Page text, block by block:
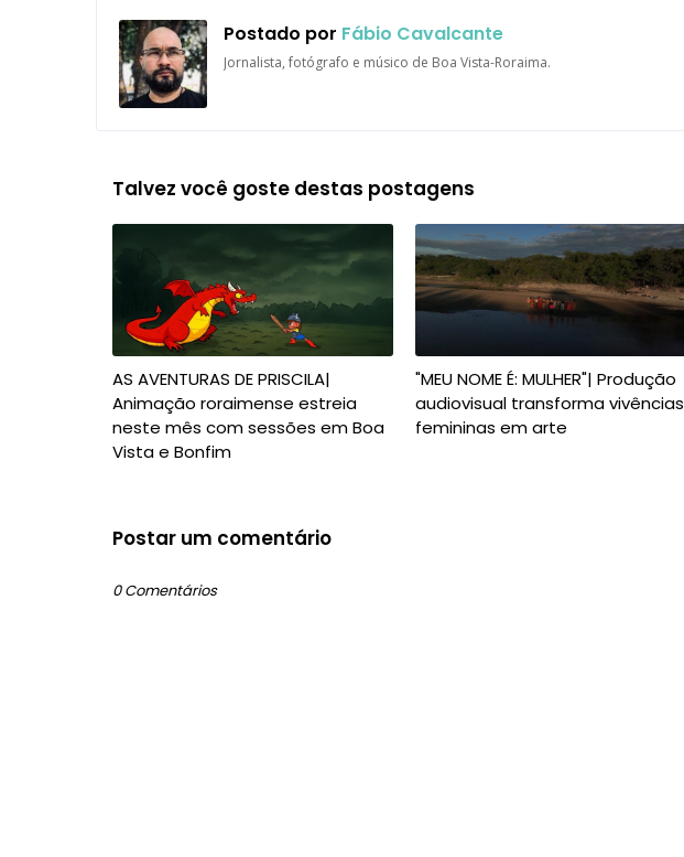
Postado por Fábio Cavalcante
Jornalista, fotógrafo e músico de Boa Vista-Roraima.
Talvez você goste destas postagens
AS AVENTURAS DE PRISCILA|
Animação roraimense estreia
neste mês com sessões em Boa
Vista e Bonfim
"MEU NOME É: MULHER"| Produção
audiovisual transforma vivências
femininas em arte
Postar um comentário
0 Comentários